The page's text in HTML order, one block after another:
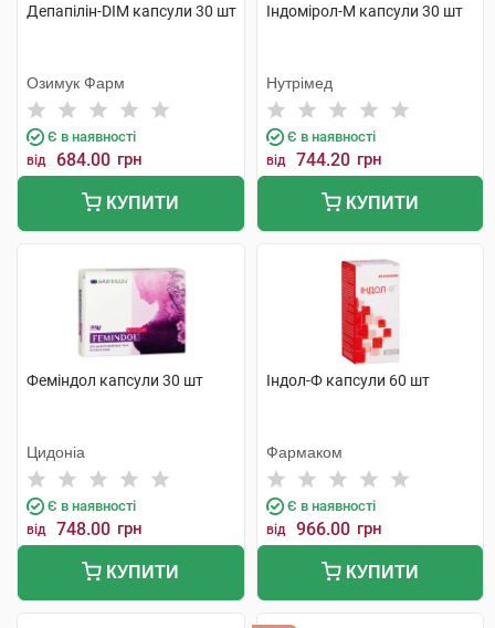
Депапілін-DIM капсули 30 шт
Озимук Фарм
Є в наявності
від 684.00 грн
КУПИТИ
Індомірол-М капсули 30 шт
Нутрімед
Є в наявності
від 744.20 грн
КУПИТИ
Феміндол капсули 30 шт
Цидоніа
Є в наявності
від 748.00 грн
КУПИТИ
Індол-Ф капсули 60 шт
Фармаком
Є в наявності
від 966.00 грн
КУПИТИ